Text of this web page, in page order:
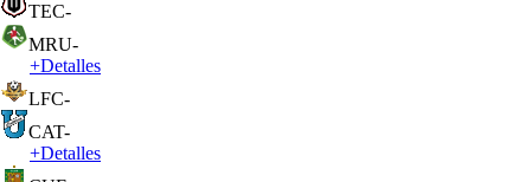
TEC-
MRU-
+Detalles
LFC-
CAT-
+Detalles